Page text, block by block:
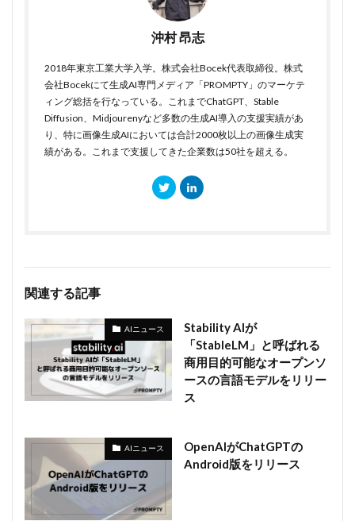
沖村 昂志
2018年東京工業大学入学。株式会社Bocek代表取締役。株式
会社Bocekにて生成AI専門メディア「PROMPTY」のマーケテ
ィング総括を行なっている。これまでChatGPT、Stable
Diffusion、Midjourenyなど多数の生成AI導入の支援実績があ
り、特に画像生成AIにおいては合計2000枚以上の画像生成実
績がある。これまで支援してきた企業数は50社を超える。
関連する記事
AIニュース
Stability AIが
「StableLM」と呼ばれる
商用目的可能なオープンソ
ースの言語モデルをリリー
ス
AIニュース
OpenAIがChatGPTの
Android版をリリース